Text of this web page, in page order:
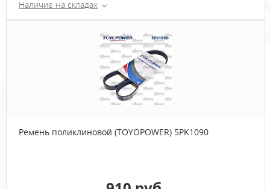
Наличие на складах
Ремень поликлиновой (TOYOPOWER) 5PK1090